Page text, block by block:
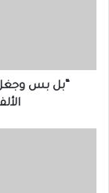
الألفاظ“بل بس